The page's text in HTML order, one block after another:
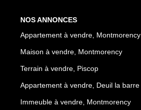
NOS ANNONCES
Appartement à vendre, Montmorency
Maison à vendre, Montmorency
Terrain à vendre, Piscop
Appartement à vendre, Deuil la barre
Immeuble à vendre, Montmorency